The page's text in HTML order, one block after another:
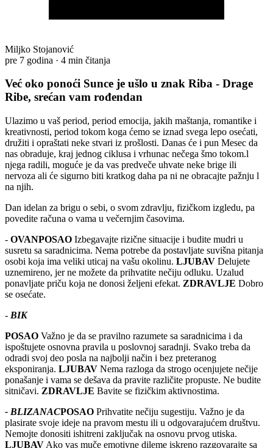
Miljko Stojanović
pre 7 godina · 4 min čitanja
Već oko ponoći Sunce je ušlo u znak Riba - Drage
Ribe, srećan vam rođendan
Ulazimo u vaš period, period emocija, jakih maštanja, romantike i
kreativnosti, period tokom koga ćemo se iznad svega lepo osećati,
družiti i opraštati neke stvari iz prošlosti. Danas će i pun Mesec da
nas obraduje, kraj jednog ciklusa i vrhunac nečega šmo tokom.l
njega radili, moguće je da vas predveče uhvate neke brige ili
nervoza ali će sigurno biti kratkog daha pa ni ne obracajte pažnju l
na njih.
Dan idelan za brigu o sebi, o svom zdravlju, fizičkom izgledu, pa
povedite računa o vama u večernjim časovima.
- OVANPOSAO Izbegavajte rizične situacije i budite mudri u
susretu sa saradnicima. Nema potrebe da postavljate suvišna pitanja
osobi koja ima veliki uticaj na vašu okolinu. LJUBAV Delujete
uznemireno, jer ne možete da prihvatite nečiju odluku. Uzalud
ponavljate priču koja ne donosi željeni efekat. ZDRAVLJE Dobro
se osećate.
- BIK
POSAO Važno je da se pravilno razumete sa saradnicima i da
ispoštujete osnovna pravila u poslovnoj saradnji. Svako treba da
odradi svoj deo posla na najbolji način i bez preteranog
eksponiranja. LJUBAV Nema razloga da strogo ocenjujete nečije
ponašanje i vama se dešava da pravite različite propuste. Ne budite
sitničavi. ZDRAVLJE Bavite se fizičkim aktivnostima.
- BLIZANACPOSAO Prihvatite nečiju sugestiju. Važno je da
plasirate svoje ideje na pravom mestu ili u odgovarajućem društvu.
Nemojte donositi ishitreni zaključak na osnovu prvog utiska.
LJUBAV Ako vas muče emotivne dileme iskreno razgovarajte sa